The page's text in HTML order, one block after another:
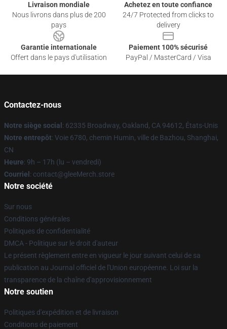
Livraison mondiale
Nous livrons dans plus de 200
pays
Achetez en toute confiance
24/7 Protected from clicks to
delivery
Garantie internationale
Offert dans le pays d'utilisation
Paiement 100% sécurisé
PayPal / MasterCard / Visa
Contactez-nous
Notre siège social : 62335 Broadway, Oakland, CA 94612, États-Unis
Notre entrepôt: Voie 6780, chemin Humin, ville de Bazhou, Shanghai,
CN
Heure: 9h – 17h (lu – vendredi)
Courriel : contact@gleeMerch.store
Notre société
Sur nous
Conditions générales
Politiques de confidentialité
DMCA - Politique sur le droit d'auteur
Le présent règlement entre en vigueur le jour suivant celui de sa
publication au Journal officiel de l'Union européenne. Loi sur la
transparence de la chaîne d'approvisionnement
Notre soutien
Politiques d'expédition et de livraison
Conditions de paiement